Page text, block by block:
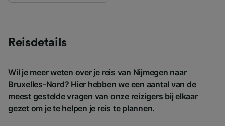
Reisdetails
Wil je meer weten over je reis van Nijmegen naar
Bruxelles-Nord? Hier hebben we een aantal van de
meest gestelde vragen van onze reizigers bij elkaar
gezet om je te helpen je reis te plannen.